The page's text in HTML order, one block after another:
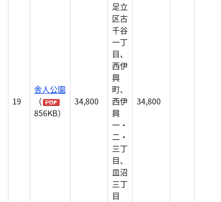
19
舎人公園
（
856KB）
34,800
足立
区古
千谷
一丁
目、
西伊
興
町、
西伊
興
一・
二・
三丁
目、
皿沼
三丁
目
34,800